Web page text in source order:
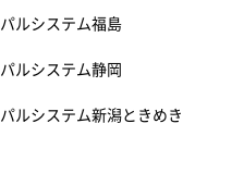
パルシステム福島
パルシステム静岡
パルシステム新潟ときめき